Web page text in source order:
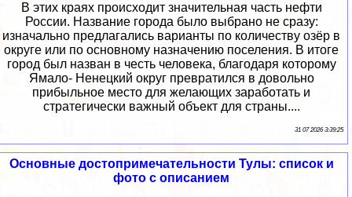
В этих краях происходит значительная часть нефти
России. Название города было выбрано не сразу:
изначально предлагались варианты по количеству озёр в
округе или по основному назначению поселения. В итоге
город был назван в честь человека, благодаря которому
Ямало- Ненецкий округ превратился в довольно
прибыльное место для желающих заработать и
стратегически важный объект для страны....
31 07 2026 3:39:25
Основные достопримечательности Тулы: список и
фото с описанием